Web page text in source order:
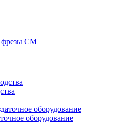
CM
оборудование